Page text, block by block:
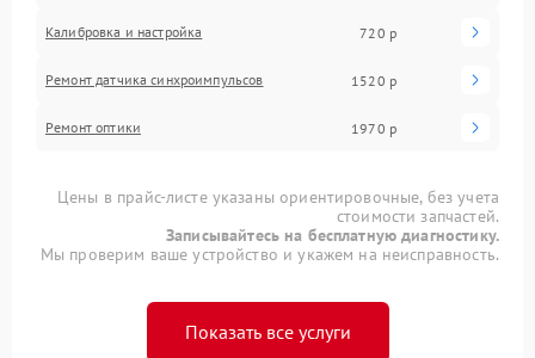
Калибровка и настройка 720 р
Ремонт датчика синхроимпульсов 1520 р
Ремонт оптики 1970 р
Цены в прайс-листе указаны ориентировочные, без учета
стоимости запчастей.
Записывайтесь на бесплатную диагностику.
Мы проверим ваше устройство и укажем на неисправность.
Показать все услуги